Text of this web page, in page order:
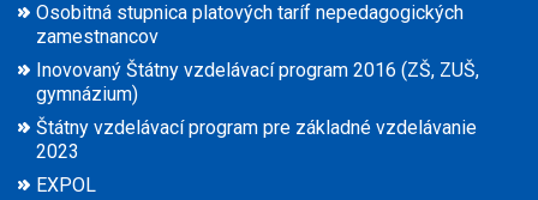
Osobitná stupnica platových taríf nepedagogických
zamestnancov
Inovovaný Štátny vzdelávací program 2016 (ZŠ, ZUŠ,
gymnázium)
Štátny vzdelávací program pre základné vzdelávanie
2023
EXPOL